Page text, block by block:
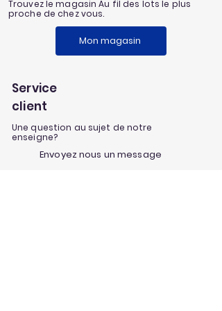
Trouvez le magasin Au fil des lots le plus
proche de chez vous.
Mon magasin
Service
client
Une question au sujet de notre
enseigne?
Envoyez nous un message